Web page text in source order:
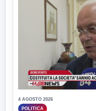
4 AGOSTO 2026
POLITICA